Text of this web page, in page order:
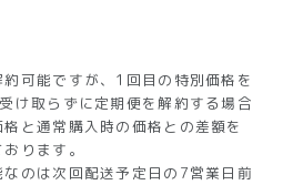
可能ですが、1回目の特別価格を
け取らずに定期便を解約する場合
と通常購入時の価格との差額を
ります。
のは次回配送予定日の7営業日前